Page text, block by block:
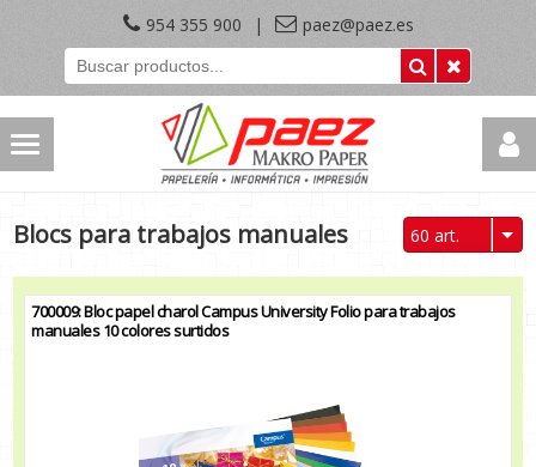
954 355 900 | paez@paez.es
Blocs para trabajos manuales 60 art.
700009: Bloc papel charol Campus University Folio para trabajos
manuales 10 colores surtidos